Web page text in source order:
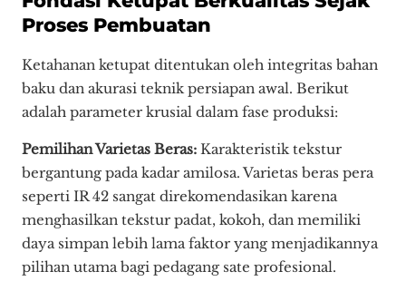
Proses Pembuatan
Ketahanan ketupat ditentukan oleh integritas bahan
baku dan akurasi teknik persiapan awal. Berikut
adalah parameter krusial dalam fase produksi:
Pemilihan Varietas Beras: Karakteristik tekstur
bergantung pada kadar amilosa. Varietas beras pera
seperti IR 42 sangat direkomendasikan karena
menghasilkan tekstur padat, kokoh, dan memiliki
daya simpan lebih lama faktor yang menjadikannya
pilihan utama bagi pedagang sate profesional.